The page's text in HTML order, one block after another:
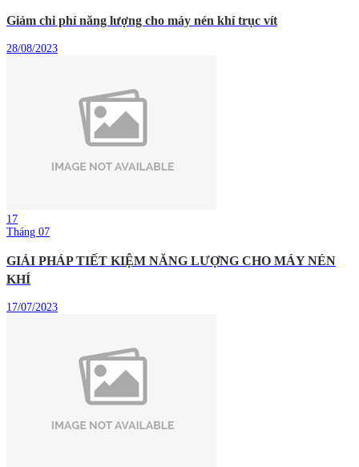
Giảm chi phí năng lượng cho máy nén khí trục vít
28/08/2023
17
Tháng 07
GIẢI PHÁP TIẾT KIỆM NĂNG LƯỢNG CHO MÁY NÉN
KHÍ
17/07/2023